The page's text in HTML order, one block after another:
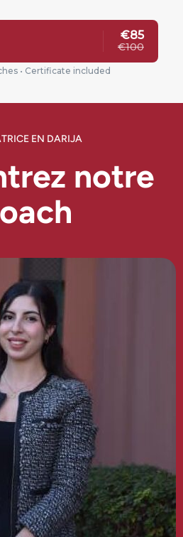
€85
€100
• Certificate included
EN DARIJA
notre